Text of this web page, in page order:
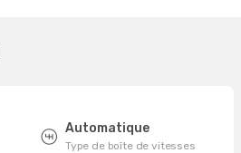
Automatique
Type de boîte de vitesses